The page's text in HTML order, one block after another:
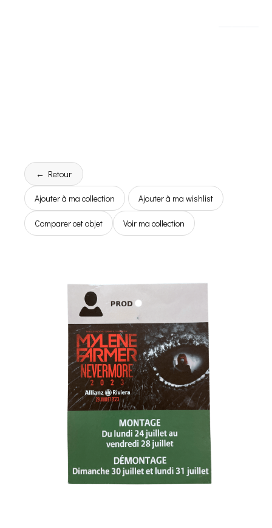
← Retour
Ajouter à ma collection Ajouter à ma wishlist
Comparer cet objet Voir ma collection